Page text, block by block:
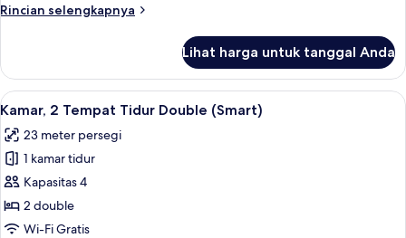
Tidur
tempat
tidur
Sofa
Rincian selengkapnya
Rincian
Suite
Junior,
1
Tidur
King
dengan
tempat
tidur
Sofa
Lihat harga untuk tanggal Anda
Lihat
semua
foto
untuk
Kamar,
2
Tempat
Kamar, 2 Tempat Tidur Double
4
Kamar, 2 Tempat Tidur Double (Smart)
23 meter persegi
1 kamar tidur
Kapasitas 4
2 double
Wi-Fi Gratis